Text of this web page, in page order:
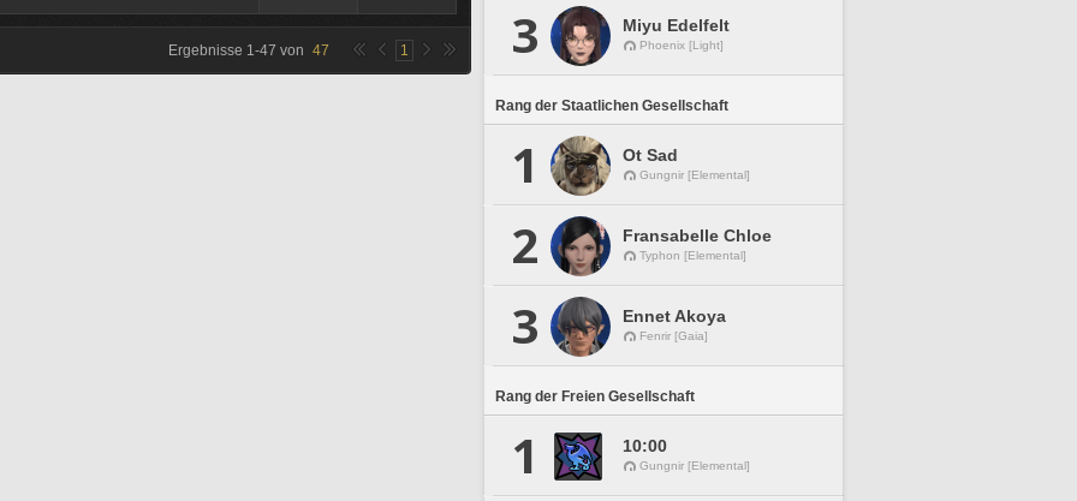
Ergebnisse 1-47 von 47 1 3 Miyu Edelfelt
Phoenix [Light]
Rang der Staatlichen Gesellschaft
1 Ot Sad
Gungnir [Elemental]
2 Fransabelle Chloe
Typhon [Elemental]
3 Ennet Akoya
Fenrir [Gaia]
Rang der Freien Gesellschaft
1 10:00
Gungnir [Elemental]